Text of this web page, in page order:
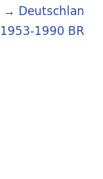
→ Deutschlan
1953-1990 BR